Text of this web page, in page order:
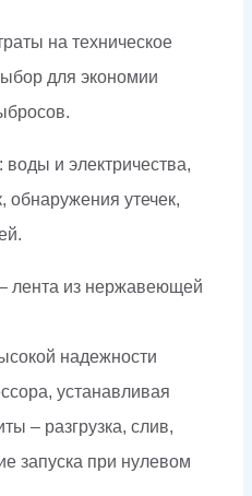
на техническое
для экономии
: воды и электричества,
утечек,
лента из нержавеющей
надежности
устанавливая
– разгрузка, слив,
запуска при нулевом